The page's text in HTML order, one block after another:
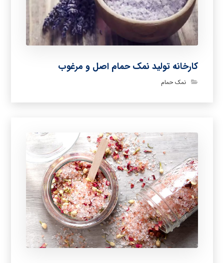
کارخانه تولید نمک حمام اصل و مرغوب
نمک حمام